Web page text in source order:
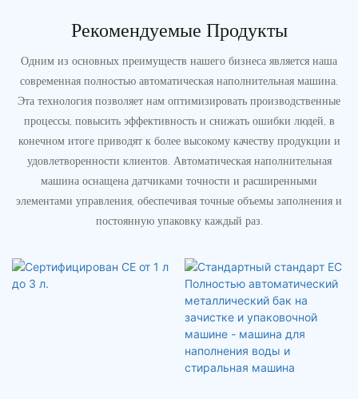
Рекомендуемые Продукты
Одним из основных преимуществ нашего бизнеса является наша
современная полностью автоматическая наполнительная машина.
Эта технология позволяет нам оптимизировать производственные
процессы, повысить эффективность и снижать ошибки людей, в
конечном итоге приводят к более высокому качеству продукции и
удовлетворенности клиентов. Автоматическая наполнительная
машина оснащена датчиками точности и расширенными
элементами управления, обеспечивая точные объемы заполнения и
постоянную упаковку каждый раз.